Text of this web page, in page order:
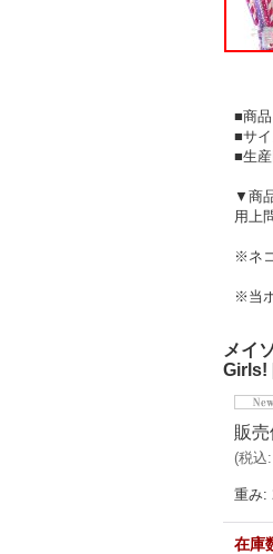
■商
■サ
■生
▼商
用上
※ネ
※当
メイ
Girls!
販
(税込:
重み:
在庫